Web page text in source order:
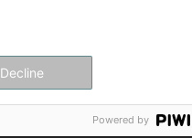
Decline
Powered by